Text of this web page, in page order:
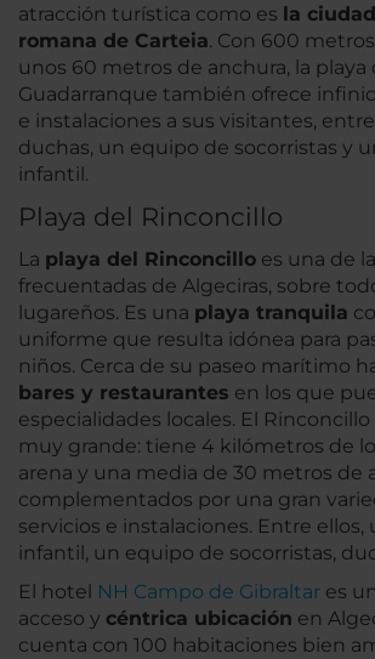
atracción turística como es la
romana de Carteia. Con 600
unos 60 metros de anchura, la playa
Guadarranque también ofrece
e instalaciones a sus visitantes,
duchas, un equipo de socorristas y
infantil.
Playa del Rinconcillo
La playa del Rinconcillo es una de
frecuentadas de Algeciras, sobre
lugareños. Es una playa tranquila
uniforme que resulta idónea para
niños. Cerca de su paseo marítimo
bares y restaurantes en los que
especialidades locales. El
muy grande: tiene 4 kilómetros de
arena y una media de 30 metros de
complementados por una gran
servicios e instalaciones. Entre ellos,
infantil, un equipo de socorristas,
El hotel NH Campo de Gibraltar es
acceso y céntrica ubicación en
cuenta con 100 habitaciones bien